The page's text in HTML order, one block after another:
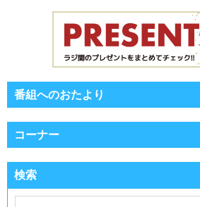
番組へのおたより
コーナー
検索